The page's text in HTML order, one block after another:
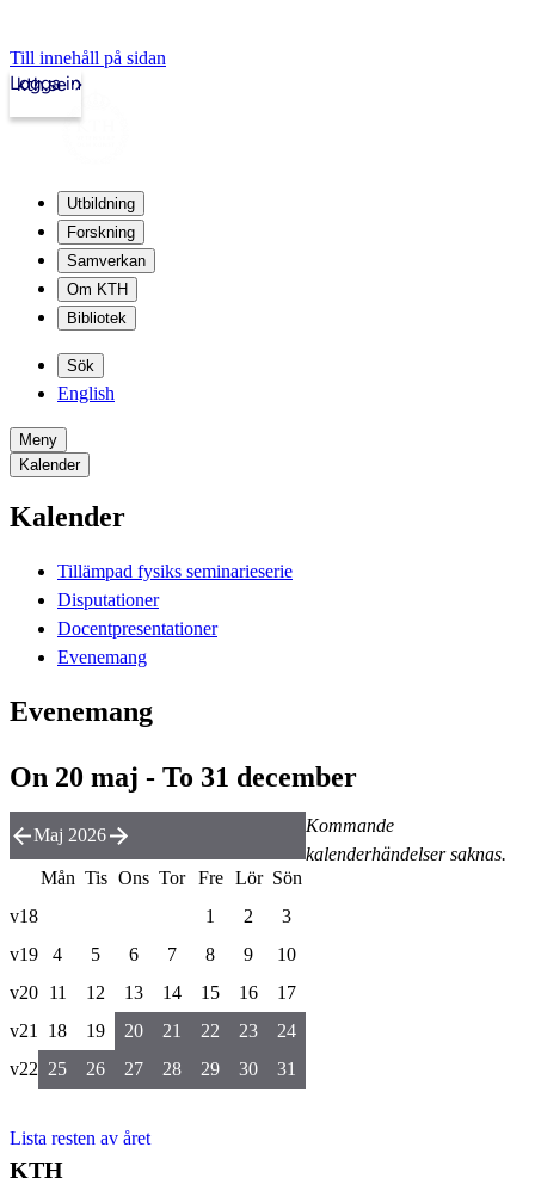
Till innehåll på sidan
kth.se
Logga in
Utbildning
Forskning
Samverkan
Om KTH
Bibliotek
Sök
English
Meny
Kalender
Kalender
Tillämpad fysiks seminarieserie
Disputationer
Docentpresentationer
Evenemang
Evenemang
On 20 maj - To 31 december
Kommande
kalenderhändelser saknas.
Maj 2026
Mån Tis Ons Tor Fre Lör Sön
v18
1 2
3
v19
4 5 6 7 8 9
10
v20 11 12 13 14 15 16
17
v21
18 19 20 21 22 23
24
v22 25 26 27 28 29 30 31
Lista resten av året
KTH